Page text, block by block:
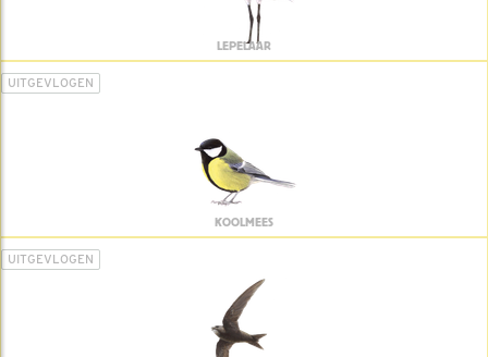
LEPELAAR
UITGEVLOGEN
KOOLMEES
UITGEVLOGEN